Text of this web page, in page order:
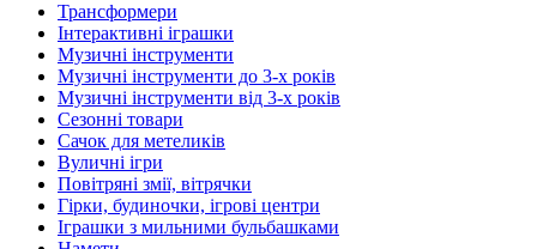
Трансформери
Інтерактивні іграшки
Музичні інструменти
Музичні інструменти до 3-х років
Музичні інструменти від 3-х років
Сезонні товари
Сачок для метеликів
Вуличні ігри
Повітряні змії, вітрячки
Гірки, будиночки, ігрові центри
Іграшки з мильними бульбашками